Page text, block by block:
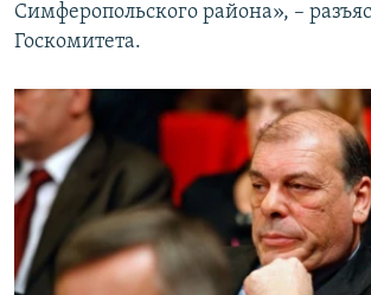
Симферопольского района», –
Госкомитета.